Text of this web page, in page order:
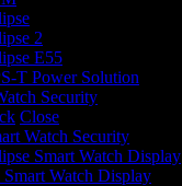
2
E55
T Power Solution
Security
Close
Watch Security
Smart Watch Display
Smart Watch Display